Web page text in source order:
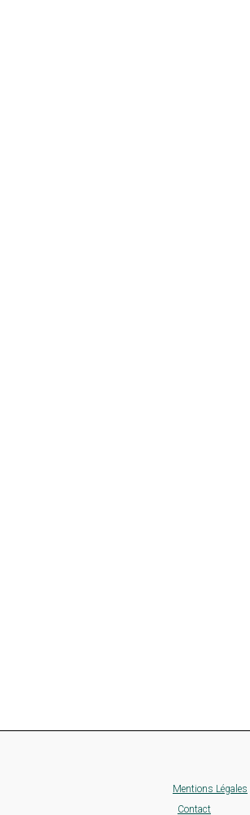
Mentions Légales
Contact